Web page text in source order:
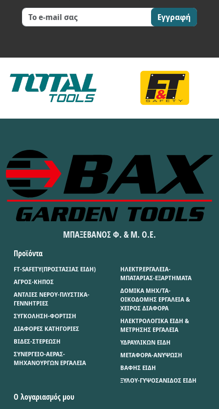
Εγγραφή
ΜΠΑΞΕΒΑΝΟΣ Φ. & Μ. Ο.Ε.
Προϊόντα
FT-SAFETY(ΠΡΟΣΤΑΣΙΑΣ ΕΙΔΗ)
ΑΓΡΟΣ-ΚΗΠΟΣ
ΑΝΤΛΙΕΣ ΝΕΡΟΥ-ΠΛΥΣΤΙΚΑ-
ΓΕΝΝΗΤΡΙΕΣ
ΣΥΓΚΟΛΗΣΗ-ΦΟΡΤΙΣΗ
ΔΙΑΦΟΡΕΣ ΚΑΤΗΓΟΡΙΕΣ
ΒΙΔΕΣ-ΣΤΕΡΕΩΣΗ
ΣΥΝΕΡΓΕΙΟ-ΑΕΡΑΣ-
ΜΗΧΑΝΟΥΡΓΩΝ ΕΡΓΑΛΕΙΑ
ΗΛΕΚΤΡ.ΕΡΓΑΛΕΙΑ-
ΜΠΑΤΑΡΙΑΣ-ΕΞΑΡΤΗΜΑΤΑ
ΔΟΜΙΚΑ ΜΗΧ/ΤΑ-
ΟΙΚΟΔΟΜΗΣ ΕΡΓΑΛΕΙΑ &
ΧΕΙΡΟΣ ΔΙΑΦΟΡΑ
ΗΛΕΚΤΡΟΛΟΓΙΚΑ ΕΙΔΗ &
ΜΕΤΡΗΣΗΣ ΕΡΓΑΛΕΙΑ
ΥΔΡΑΥΛΙΚΩΝ ΕΙΔΗ
ΜΕΤΑΦΟΡΑ-ΑΝΥΨΩΣΗ
ΒΑΦΗΣ ΕΙΔΗ
ΞΥΛΟΥ-ΓΥΨΟΣΑΝΙΔΟΣ ΕΙΔΗ
Ο λογαριασμός μου